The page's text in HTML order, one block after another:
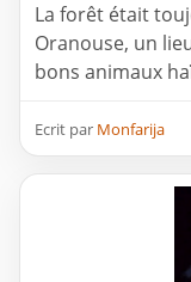
La forêt était
Oranouse, un
bons animaux
Ecrit par Monfarija